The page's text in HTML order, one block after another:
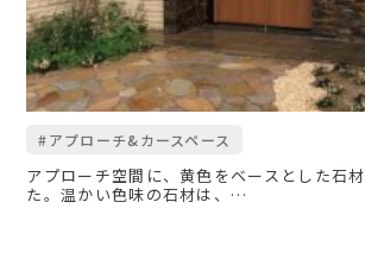
#アプローチ&カースペース
アプローチ空間に、黄色をベースとした石
た。温かい色味の石材は、…